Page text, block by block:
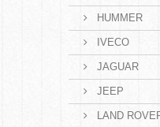
HUMMER
IVECO
JAGUAR
JEEP
LAND